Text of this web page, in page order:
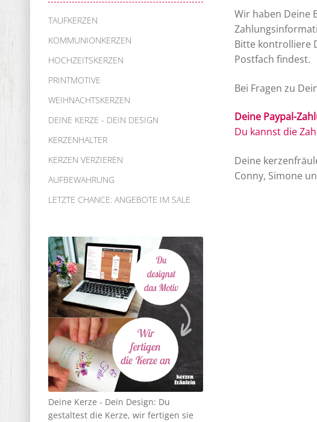
Wir haben Deine
Bitte kontrolliere
Postfach findest.
Bei Fragen zu
Deine Paypal-
Du kannst die
Deine
Conny, Simone
TAUFKERZEN
KOMMUNIONKERZEN
HOCHZEITSKERZEN
PRINTMOTIVE
WEIHNACHTSKERZEN
DEINE KERZE - DEIN DESIGN
KERZENHALTER
KERZEN VERZIEREN
AUFBEWAHRUNG
LETZTE CHANCE: ANGEBOTE IM SALE
Deine Kerze - Dein Design: Du
gestaltest die Kerze, wir fertigen sie